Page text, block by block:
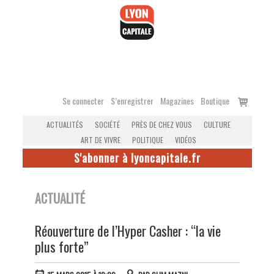
Se connecter S’enregistrer Magazines Boutique
Voir
ACTUALITÉS SOCIÉTÉ PRÈS DE CHEZ VOUS
CULTURE
ART DE VIVRE
POLITIQUE VIDÉOS
S'abonner à lyoncapitale.fr
ACTUALITÉ
Réouverture de l’Hyper Casher : “la vie
plus forte”